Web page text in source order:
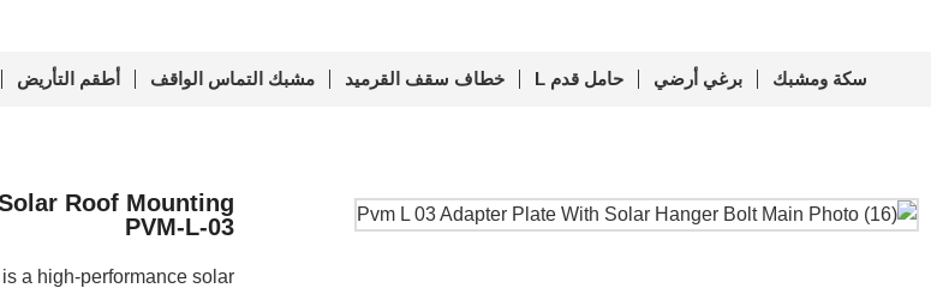
سكة ومشبك برغي أرضي حامل قدم L خطاف سقف القرميد مشبك التماس الواقف أطقم التأريض
Roof Mounting
PVM-L-03
a high-performance solar